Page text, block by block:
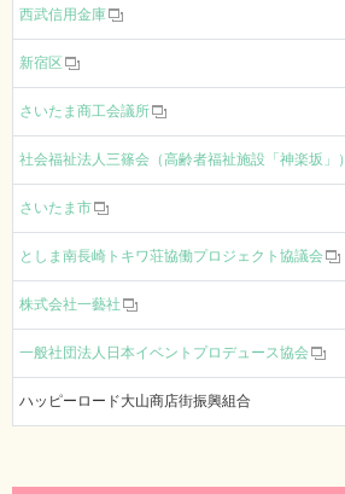
西武信用金庫
新宿区
さいたま商工会議所
社会福祉法人三篠会（高齢者福祉施設「神楽坂」）
さいたま市
としま南長崎トキワ荘協働プロジェクト協議会
株式会社一藝社
一般社団法人日本イベントプロデュース協会
ハッピーロード大山商店街振興組合